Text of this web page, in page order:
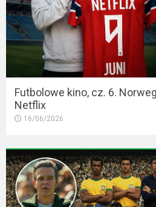
Futbolowe kino, cz. 6.
Netflix
16/06/2026